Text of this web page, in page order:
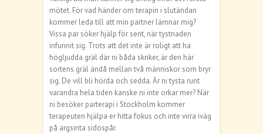
mötet. För vad händer om terapin i slutändan
kommer leda till att min partner lämnar mig?
Vissa par söker hjälp för sent, när tystnaden
infunnit sig. Trots att det inte är roligt att ha
högljudda gräl där ni båda skriker, är den här
sortens gräl ändå mellan två människor som bryr
sig. De vill bli hörda och sedda. Är ni tysta runt
varandra hela tiden kanske ni inte orkar mer? När
ni besöker parterapi i Stockholm kommer
terapeuten hjälpa er hitta fokus och inte virra iväg
på argsinta sidospår.